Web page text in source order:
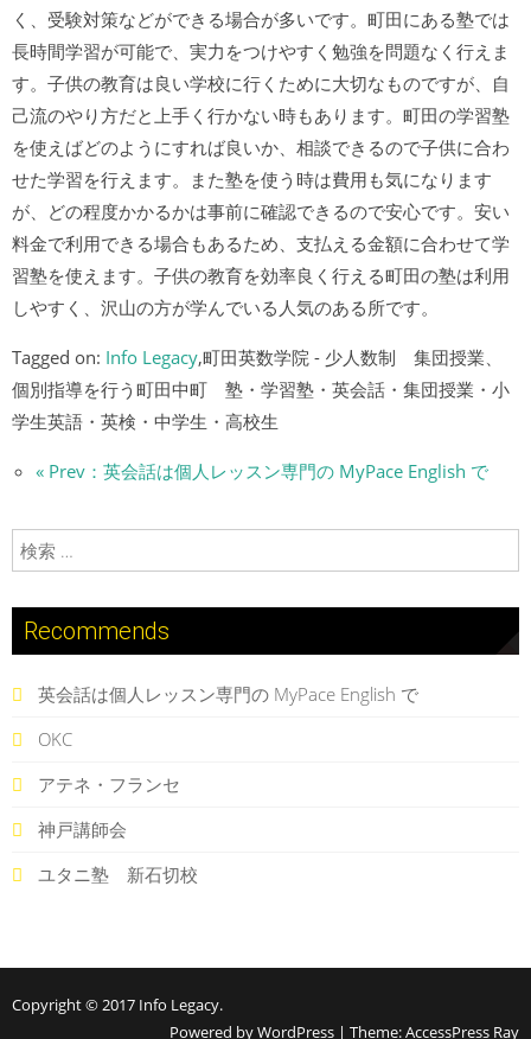
く、受験対策などができる場合が多いです。町田にある塾では
長時間学習が可能で、実力をつけやすく勉強を問題なく行えま
す。子供の教育は良い学校に行くために大切なものですが、自
己流のやり方だと上手く行かない時もあります。町田の学習塾
を使えばどのようにすれば良いか、相談できるので子供に合わ
せた学習を行えます。また塾を使う時は費用も気になります
が、どの程度かかるかは事前に確認できるので安心です。安い
料金で利用できる場合もあるため、支払える金額に合わせて学
習塾を使えます。子供の教育を効率良く行える町田の塾は利用
しやすく、沢山の方が学んでいる人気のある所です。
Tagged on: Info Legacy,町田英数学院 - 少人数制 集団授業、
個別指導を行う町田中町 塾・学習塾・英会話・集団授業・小
学生英語・英検・中学生・高校生
« Prev：英会話は個人レッスン専門の MyPace English で
検索:
Recommends
英会話は個人レッスン専門の MyPace English で
OKC
アテネ・フランセ
神戸講師会
ユタニ塾 新石切校
Copyright © 2017 Info Legacy.
Powered by WordPress | Theme:AccessPress Ray